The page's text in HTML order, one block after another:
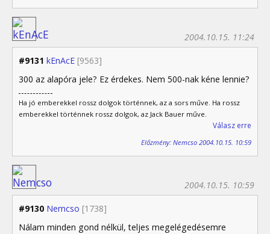
#9131 kEnAcE [9563]
2004.10.15. 11:24
300 az alapóra jele? Ez érdekes. Nem 500-nak kéne lennie?
Ha jó emberekkel rossz dolgok történnek, az a sors műve. Ha rossz
emberekkel történnek rossz dolgok, az Jack Bauer műve.
Válasz erre
Előzmény: Nemcso 2004.10.15. 10:59
#9130 Nemcso [1738]
2004.10.15. 10:59
Nálam minden gond nélkül, teljes megelégedésemre